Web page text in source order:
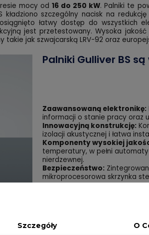
mocy od16 do 250 kW. Palniki te
szczególny nacisk na
łatwy dostęp do wszystkich
jest przetestowany. Wysoka
takie jak szwajcarską LRV-92 oraz
Palniki Gulliver BS
Zaawansowaną elektronikę:
informacji o stanie pracy oraz
Innowacyjną konstrukcję:
izolacji akustycznej i łatwa
Komponenty wysokiej
temperatury, w pełni
nierdzewnej.
Bezpieczeństwo:
mikroprocesorowa skrzynka
Szczegóły O